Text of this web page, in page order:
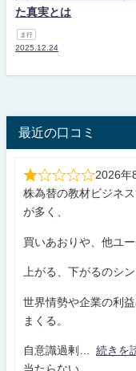
た真実とは
ま行
2025.12.24
最近の口コミ
2026年
株為替の教材ビジネ
が多く、
買いあおりや、他ユ
上がる、下がるのシ
世界情勢や企業の利
まくる。
自意識過剰
続きを
当たらない